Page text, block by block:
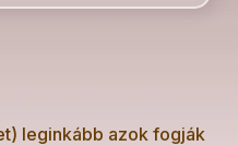
leginkább azok fogják